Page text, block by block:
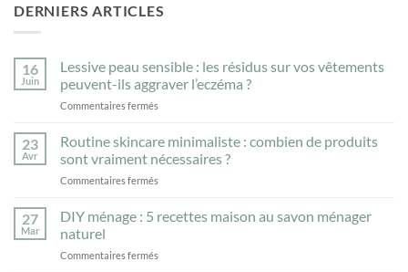
DERNIERS ARTICLES
16
Juin
Lessive peau sensible : les résidus sur vos vêtements
peuvent-ils aggraver l’eczéma ?
Commentaires fermés
:
les
sur
peuvent-
23
Avr
Routine skincare minimaliste : combien de produits
sont vraiment nécessaires ?
Commentaires fermés
skincare
combien
27
Mar
DIY ménage : 5 recettes maison au savon ménager
naturel
Commentaires fermés